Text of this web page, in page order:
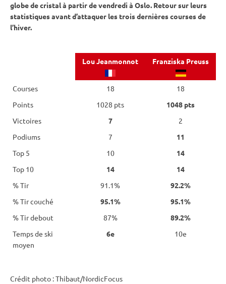
globe de cristalà partir de vendredi à Oslo. Retour sur leurs
statistiques avant d’attaquer les trois dernières courses de
l’hiver.
Lou Jeanmonnot Franziska Preuss
Courses 18
18
Points
1028 pts
1048 pts
Victoires
7
2
Podiums
7
11
Top 5
10
14
Top 10
14
14
% Tir
91.1%
92.2%
% Tir couché
95.1%
95.1%
% Tir debout
87%
89.2%
Temps de ski
moyen
6e 10e
Crédit photo : Thibaut/NordicFocus